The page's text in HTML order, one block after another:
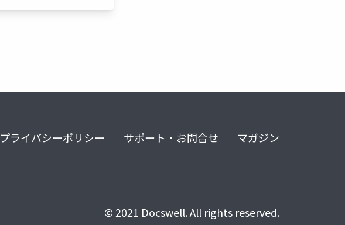
プライバシーポリシー サポート・お問合せ マガジン
© 2021 Docswell. All rights reserved.